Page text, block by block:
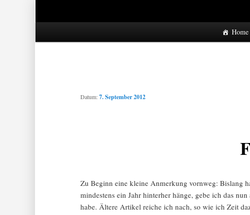
Home
Datum:7. September 2012
Zu Beginn eine kleine Anmerkung vornweg: Bislang
mindestens ein Jahr hinterher hänge, gebe ich das
habe. Ältere Artikel reiche ich nach, so wie ich Zeit